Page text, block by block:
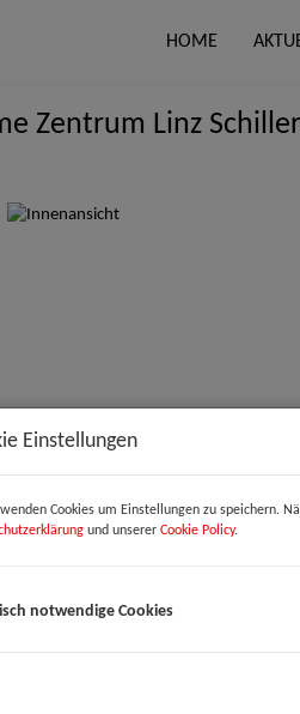
HOME
Zentrum Linz
Einstellungen
Cookies um Einstellungen zu speichern.
und unserer Cookie Policy.
notwendige Cookies